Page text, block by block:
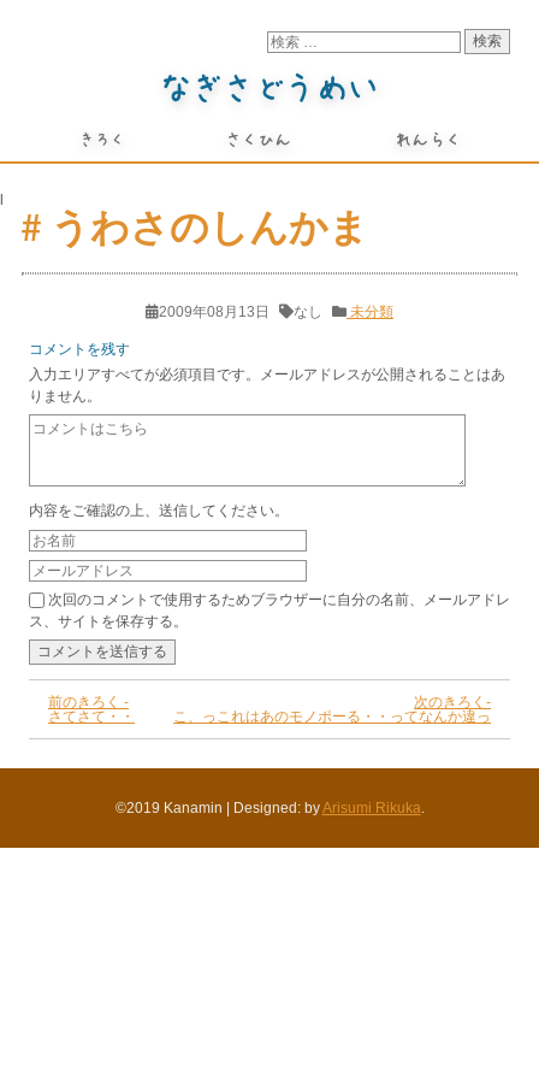
# うわさのしんかま
2009年08月13日 なし 未分類
コメントを残す
入力エリアすべてが必須項目です。メールアドレスが公開されることはあ
りません。
内容をご確認の上、送信してください。
次回のコメントで使用するためブラウザーに自分の名前、メールアドレ
ス、サイトを保存する。
前のきろく -
さてさて・・
次のきろく-
こ、っこれはあのモノポーる・・ってなんか違っ
©2019 Kanamin | Designed: byArisumi Rikuka